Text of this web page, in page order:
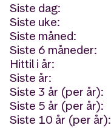
Siste dag:
Siste uke:
Siste måned:
Siste 6 måneder:
Hittil i år:
Siste år:
Siste 3 år (per år):
Siste 5 år (per år):
Siste 10 år (per år):